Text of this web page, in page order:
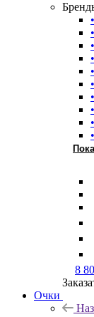
8
Очки